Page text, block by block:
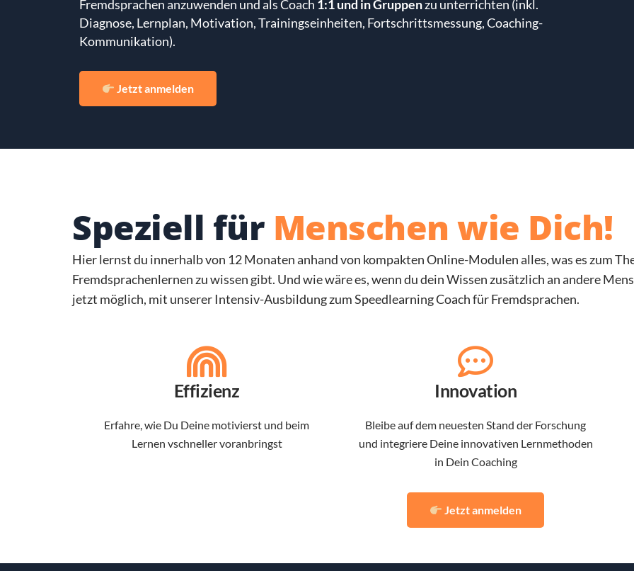
Fremdsprachen anzuwenden und als Coach 1:1 und in Gruppenzu unterrichten (inkl.
Diagnose, Lernplan, Motivation, Trainingseinheiten, Fortschrittsmessung, Coaching-
Kommunikation).
Jetzt anmelden
Speziell für Menschen wie Dich!
Hier lernst du innerhalb von 12 Monaten anhand von kompakten Online-Modulen alles, was es zum
Fremdsprachenlernen zu wissen gibt. Und wie wäre es, wenn du dein Wissen zusätzlich an andere
jetzt möglich, mit unserer Intensiv-Ausbildung zum Speedlearning Coach für Fremdsprachen.
Effizienz
Erfahre, wie Du Deine motivierst und beim
Lernen vschneller voranbringst
Innovation
Bleibe auf dem neuesten Stand der Forschung
und integriere Deine innovativen Lernmethoden
in Dein Coaching
Jetzt anmelden